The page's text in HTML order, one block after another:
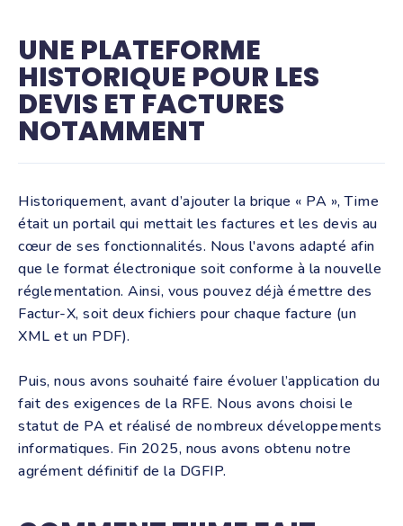
UNE PLATEFORME
HISTORIQUE POUR LES
DEVIS ET FACTURES
NOTAMMENT
Historiquement, avant d’ajouter la brique « PA », Time
était un portail qui mettait les factures et les devis au
cœur de ses fonctionnalités. Nous l'avons adapté afin
que le format électronique soit conforme à la nouvelle
réglementation. Ainsi, vous pouvez déjà émettre des
Factur-X, soit deux fichiers pour chaque facture (un
XML et un PDF).
Puis, nous avons souhaité faire évoluer l’application du
fait des exigences de la RFE. Nous avons choisi le
statut de PA et réalisé de nombreux développements
informatiques. Fin 2025, nous avons obtenu notre
agrément définitif de la DGFIP.